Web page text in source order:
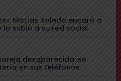
Matías Toledo encaró a
subió a su red social
desaparecida: se
en sus teléfonos